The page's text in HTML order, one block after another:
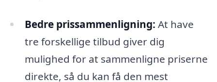
Bedre prissammenligning: At have
tre forskellige tilbud giver dig
mulighed for at sammenligne priserne
direkte, så du kan få den mest